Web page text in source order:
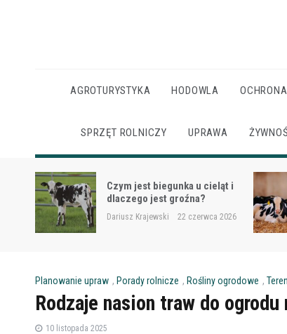
AGROTURYSTYKA HODOWLA
SPRZĘT ROLNICZY UPRAWA
Ketoza u krów mlecznych –
objawy, ryzyko i wsparcie
żywieniowe
Dariusz Krajewski
Planowanie upraw , Porady rolnicze , Rośliny ogrodowe ,
Rodzaje nasion traw do
10 listopada 2025